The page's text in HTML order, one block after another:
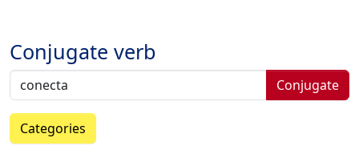
Conjugate verb
Conjugate
Categories